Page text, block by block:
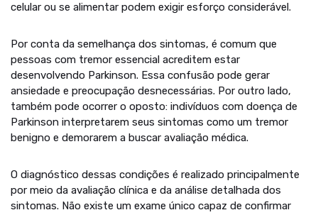
celular ou se alimentar podem exigir esforço considerável.
Por conta da semelhança dos sintomas, é comum que
pessoas com tremor essencial acreditem estar
desenvolvendo Parkinson. Essa confusão pode gerar
ansiedade e preocupação desnecessárias. Por outro lado,
também pode ocorrer o oposto: indivíduos com doença de
Parkinson interpretarem seus sintomas como um tremor
benigno e demorarem a buscar avaliação médica.
O diagnóstico dessas condições é realizado principalmente
por meio da avaliação clínica e da análise detalhada dos
sintomas. Não existe um exame único capaz de confirmar